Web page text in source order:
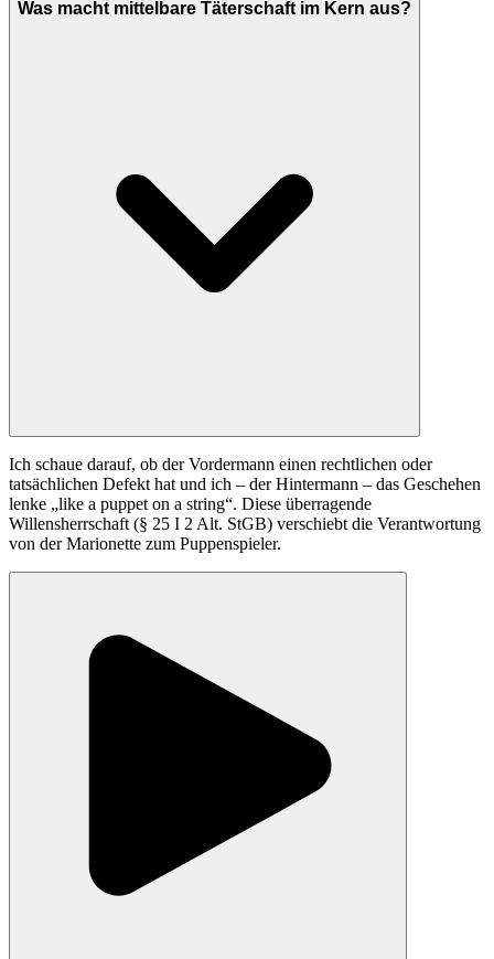
Was macht mittelbare Täterschaft im Kern aus?
Ich schaue darauf, ob der Vordermann einen rechtlichen oder
tatsächlichen Defekt hat und ich – der Hintermann – das Geschehen
lenke „like a puppet on a string“. Diese überragende
Willensherrschaft (§ 25 I 2 Alt. StGB) verschiebt die Verantwortung
von der Marionette zum Puppenspieler.